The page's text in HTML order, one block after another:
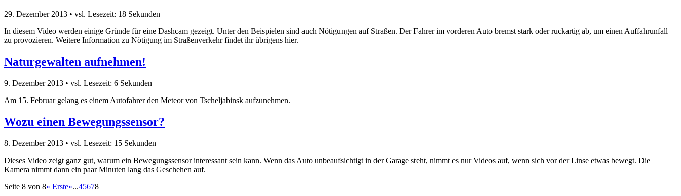
29. Dezember 2013 • vsl. Lesezeit: 18 Sekunden
In diesem Video werden einige Gründe für eine Dashcam gezeigt. Unter den Beispielen sind auch Nötigungen auf Straßen. Der Fahrer im vorderen Auto bremst stark oder ruckartig ab, um einen Auffahrunfall
zu provozieren. Weitere Information zu Nötigung im Straßenverkehr findet ihr übrigens hier.
Naturgewalten aufnehmen!
9. Dezember 2013 • vsl. Lesezeit: 6 Sekunden
Am 15. Februar gelang es einem Autofahrer den Meteor von Tscheljabinsk aufzunehmen.
Wozu einen Bewegungssensor?
8. Dezember 2013 • vsl. Lesezeit: 15 Sekunden
Dieses Video zeigt ganz gut, warum ein Bewegungssensor interessant sein kann. Wenn das Auto unbeaufsichtigt in der Garage steht, nimmt es nur Videos auf, wenn sich vor der Linse etwas bewegt. Die
Kamera nimmt dann ein paar Minuten lang das Geschehen auf.
Seite 8 von 8« Erste«...45678